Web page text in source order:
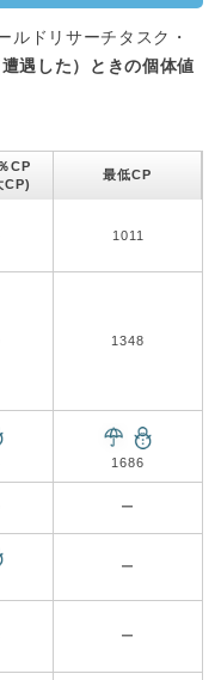
ルドリサーチタスク・
遇した）ときの個体値
CP
CP)
最低CP
1011
1348
1686
ー
ー
ー